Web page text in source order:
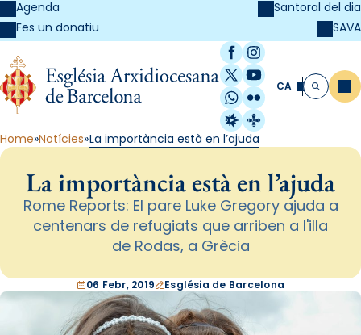
Agenda
Fes un donatiu
Santoral del dia
SAVA
Facebook
Instagram
X / Twitter
YouTube
WhatsApp
Flickr
Radio Estel
Catalunya
CA Cerca
Home Notícies La importància està en l’ajuda
La importància està en l’ajuda
Rome Reports: El pare Luke Gregory ajuda a
centenars de refugiats que arriben a l'illa
de Rodas, a Grècia
06 Febr, 2019 Església de Barcelona